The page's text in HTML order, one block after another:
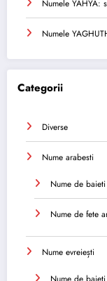
Numele YAHYA:
Numele
Categorii
Diverse
Nume arabesti
Nume de
Nume de fete
Nume evreiești